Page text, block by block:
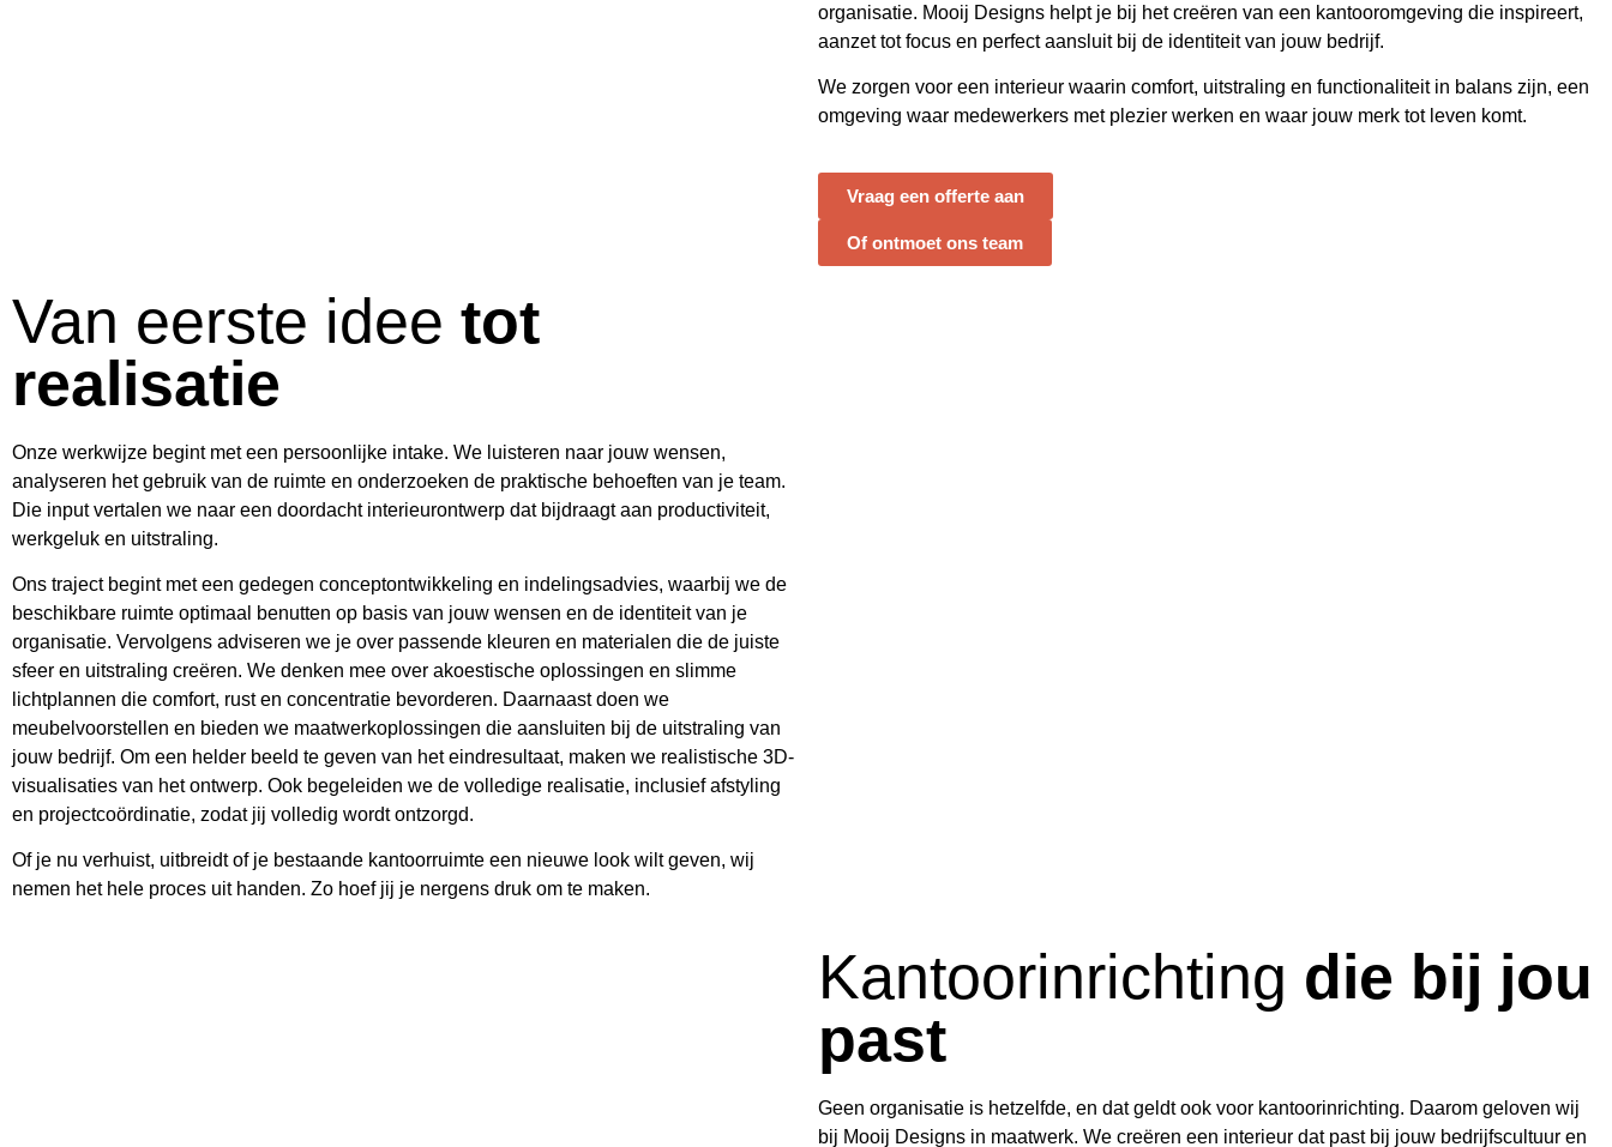
organisatie. Mooij Designs helpt je bij het creëren van een kantooromgeving die inspireert,
aanzet tot focus en perfect aansluit bij de identiteit van jouw bedrijf.
We zorgen voor een interieur waarin comfort, uitstraling en functionaliteit in balans zijn, een
omgeving waar medewerkers met plezier werken en waar jouw merk tot leven komt.
Vraag een offerte aan
Of ontmoet ons team
Van eerste idee tot
realisatie
Onze werkwijze begint met een persoonlijke intake. We luisteren naar jouw wensen,
analyseren het gebruik van de ruimte en onderzoeken de praktische behoeften van je team.
Die input vertalen we naar een doordacht interieurontwerp dat bijdraagt aan productiviteit,
werkgeluk en uitstraling.
Ons traject begint met een gedegen conceptontwikkeling en indelingsadvies, waarbij we de
beschikbare ruimte optimaal benutten op basis van jouw wensen en de identiteit van je
organisatie. Vervolgens adviseren we je over passende kleuren en materialen die de juiste
sfeer en uitstraling creëren. We denken mee over akoestische oplossingen en slimme
lichtplannen die comfort, rust en concentratie bevorderen. Daarnaast doen we
meubelvoorstellen en bieden we maatwerkoplossingen die aansluiten bij de uitstraling van
jouw bedrijf. Om een helder beeld te geven van het eindresultaat, maken we realistische 3D-
visualisaties van het ontwerp. Ook begeleiden we de volledige realisatie, inclusief afstyling
en projectcoördinatie, zodat jij volledig wordt ontzorgd.
Of je nu verhuist, uitbreidt of je bestaande kantoorruimte een nieuwe look wilt geven, wij
nemen het hele proces uit handen. Zo hoef jij je nergens druk om te maken.
Kantoorinrichting die bij jou
past
Geen organisatie is hetzelfde, en dat geldt ook voor kantoorinrichting. Daarom geloven wij
bij Mooij Designs in maatwerk. We creëren een interieur dat past bij jouw bedrijfscultuur en